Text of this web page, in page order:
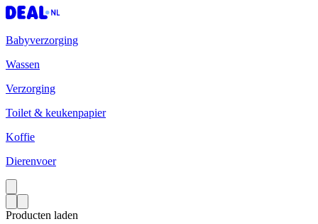
Babyverzorging
Wassen
Verzorging
Toilet & keukenpapier
Koffie
Dierenvoer
Producten laden